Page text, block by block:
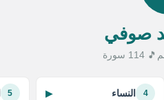
صوفي
🎵 114 سورة
4 النساء ▶
5